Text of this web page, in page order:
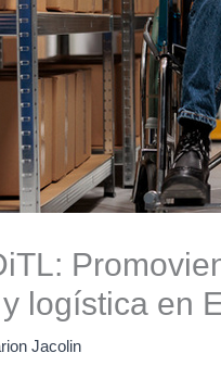
logística en
Jacolin